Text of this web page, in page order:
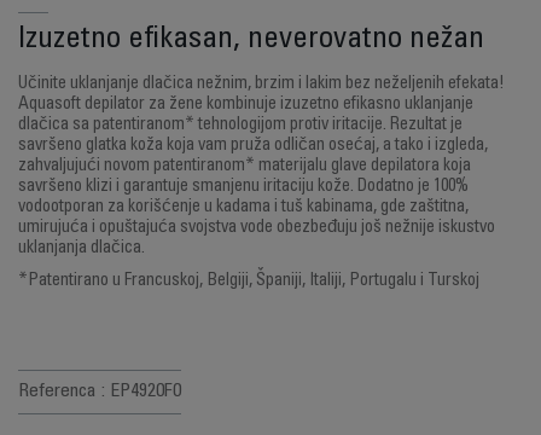
Izuzetno efikasan, neverovatno nežan
Učinite uklanjanje dlačica nežnim, brzim i lakim bez neželjenih efekata!
Aquasoft depilator za žene kombinuje izuzetno efikasno uklanjanje
dlačica sa patentiranom* tehnologijom protiv iritacije. Rezultat je
savršeno glatka koža koja vam pruža odličan osećaj, a tako i izgleda,
zahvaljujući novom patentiranom* materijalu glave depilatora koja
savršeno klizi i garantuje smanjenu iritaciju kože. Dodatno je 100%
vodootporan za korišćenje u kadama i tuš kabinama, gde zaštitna,
umirujuća i opuštajuća svojstva vode obezbeđuju još nežnije iskustvo
uklanjanja dlačica.
*Patentirano u Francuskoj, Belgiji, Španiji, Italiji, Portugalu i Turskoj
Referenca : EP4920F0